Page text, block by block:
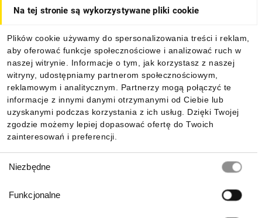
Na tej stronie są wykorzystywane pliki cookie
Plików cookie używamy do spersonalizowania treści i reklam,
aby oferować funkcje społecznościowe i analizować ruch w
naszej witrynie. Informacje o tym, jak korzystasz z naszej
witryny, udostępniamy partnerom społecznościowym,
reklamowym i analitycznym. Partnerzy mogą połączyć te
informacje z innymi danymi otrzymanymi od Ciebie lub
uzyskanymi podczas korzystania z ich usług. Dzięki Twojej
zgodzie możemy lepiej dopasować ofertę do Twoich
zainteresowań i preferencji.
zgody
Niezbędne
Funkcjonalne
Informacje
Pobierz naszą aplikację mobilną: